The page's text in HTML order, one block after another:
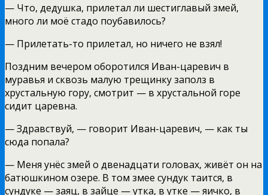
— Что, дедушка, прилетал ли шестиглавый змей,
много ли моё стадо поубавилось?
— Прилетать-то прилетал, но ничего не взял!
Поздним вечером оборотился Иван-царевич в
муравья и сквозь малую трещинку заполз в
хрустальную гору, смотрит — в хрустальной горе
сидит царевна.
— Здравствуй, — говорит Иван-царевич, — как ты
сюда попала?
— Меня унёс змей о двенадцати головах, живёт он на
батюшкином озере. В том змее сундук таится, в
сундуке — заяц, в зайце — утка, в утке — яичко, в